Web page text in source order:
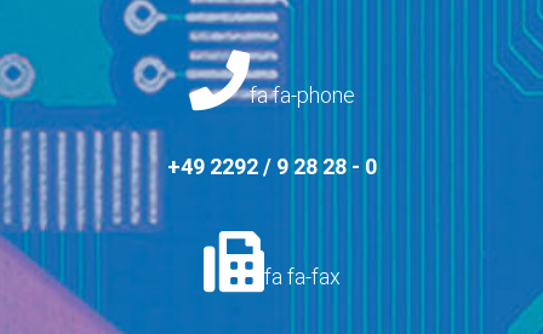
fa fa-phone
+49 2292 / 9 28 28 - 0
fa fa-fax